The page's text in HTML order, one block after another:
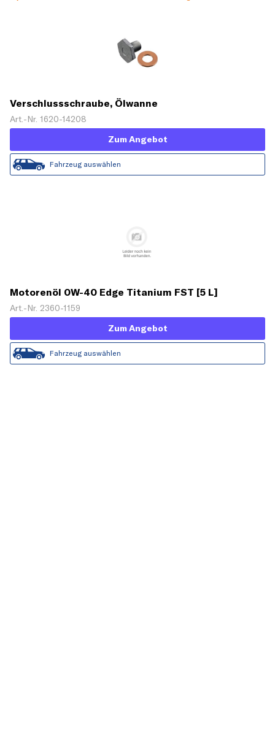
Verschlussschraube, Ölwanne
Art.-Nr. 1620-14208
Zum Angebot
Fahrzeug auswählen
Motorenöl 0W-40 Edge Titanium FST [5 L]
Art.-Nr. 2360-1159
Zum Angebot
Fahrzeug auswählen